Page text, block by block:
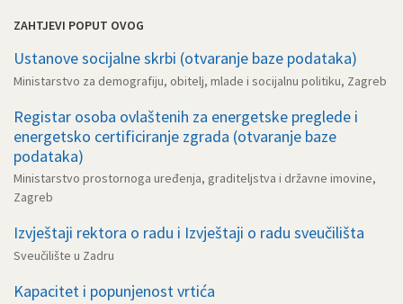
ZAHTJEVI POPUT OVOG
Ustanove socijalne skrbi (otvaranje baze podataka)
Ministarstvo za demografiju, obitelj, mlade i socijalnu politiku, Zagreb
Registar osoba ovlaštenih za energetske preglede i
energetsko certificiranje zgrada (otvaranje baze
podataka)
Ministarstvo prostornoga uređenja, graditeljstva i državne imovine,
Zagreb
Izvještaji rektora o radu i Izvještaji o radu sveučilišta
Sveučilište u Zadru
Kapacitet i popunjenost vrtića